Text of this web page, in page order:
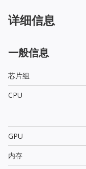
详细信息
一般信息
芯片组
CPU
GPU
内存